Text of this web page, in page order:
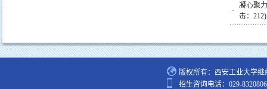
·
凝心聚
击： 212)
版权所有：西安工业大学继
招生咨询电话：029-